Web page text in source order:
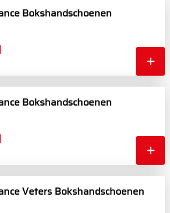
Bokshandschoenen
Bokshandschoenen
Veters Bokshandschoenen